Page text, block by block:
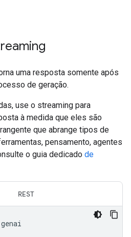
uma resposta somente após
de geração.
use o streaming para
à medida que eles são
que abrange tipos de
pensamento, agentes
o guia dedicado de
REST
genai